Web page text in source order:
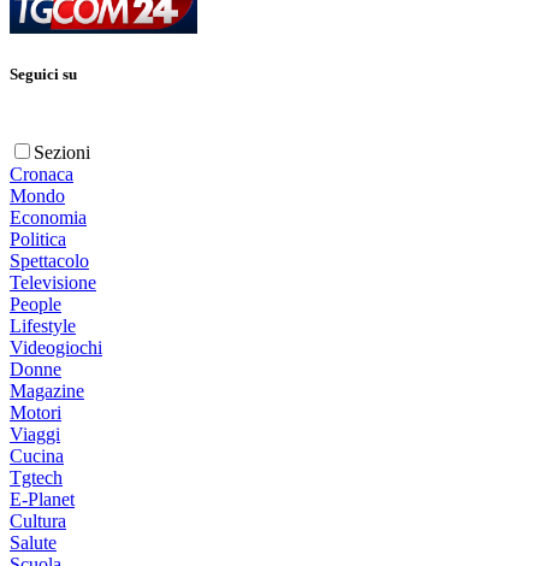
Seguici su
Sezioni
Cronaca
Mondo
Economia
Politica
Spettacolo
Televisione
People
Lifestyle
Videogiochi
Donne
Magazine
Motori
Viaggi
Cucina
Tgtech
E-Planet
Cultura
Salute